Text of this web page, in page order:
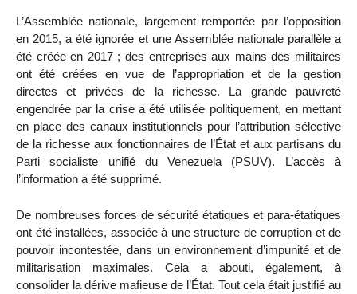
L’Assemblée nationale, largement remportée par l’opposition
en 2015, a été ignorée et une Assemblée nationale parallèle a
été créée en 2017 ; des entreprises aux mains des militaires
ont été créées en vue de l’appropriation et de la gestion
directes et privées de la richesse. La grande pauvreté
engendrée par la crise a été utilisée politiquement, en mettant
en place des canaux institutionnels pour l’attribution sélective
de la richesse aux fonctionnaires de l’État et aux partisans du
Parti socialiste unifié du Venezuela (PSUV). L’accès à
l’information a été supprimé.
De nombreuses forces de sécurité étatiques et para-étatiques
ont été installées, associée à une structure de corruption et de
pouvoir incontestée, dans un environnement d’impunité et de
militarisation maximales. Cela a abouti, également, à
consolider la dérive mafieuse de l’État. Tout cela était justifié au